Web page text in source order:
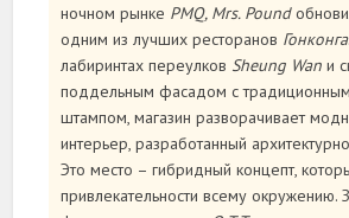
ночном рынке PMQ, Mrs. Pound
одним из лучших ресторанов Гонконга
лабиринтах переулков Sheung Wan и
поддельным фасадом с традиционным
штампом, магазин разворачивает
интерьер, разработанный
Это место – гибридный концепт,
привлекательности всему окружению.